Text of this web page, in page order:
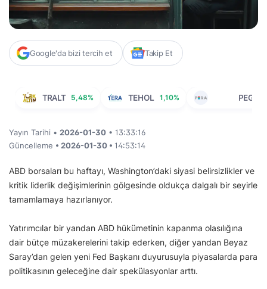
Google'da bizi tercih et Takip Et
TRALT 5,48% TEHOL 1,10% PEGYO
Yayın Tarihi • 2026-01-30 • 13:33:16
Güncelleme • 2026-01-30 • 14:53:14
ABD borsaları bu haftayı, Washington’daki siyasi belirsizlikler ve
kritik liderlik değişimlerinin gölgesinde oldukça dalgalı bir seyirle
tamamlamaya hazırlanıyor.
Yatırımcılar bir yandan ABD hükümetinin kapanma olasılığına
dair bütçe müzakerelerini takip ederken, diğer yandan Beyaz
Saray’dan gelen yeni Fed Başkanı duyurusuyla piyasalarda para
politikasının geleceğine dair spekülasyonlar arttı.